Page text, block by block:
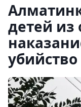
детей из
убийство